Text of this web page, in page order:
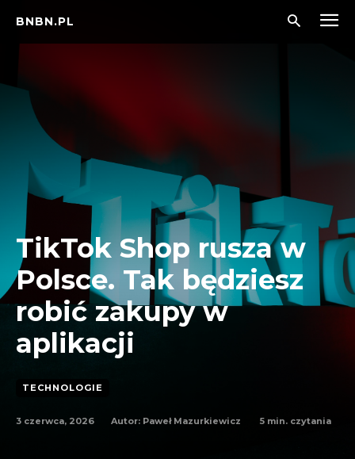
BNBN.PL
TikTok Shop rusza w
Polsce. Tak będziesz
robić zakupy w
aplikacji
TECHNOLOGIE
3 czerwca, 2026 Autor: Paweł Mazurkiewicz 5 min. czytania